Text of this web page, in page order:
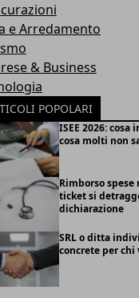
e Arredamento
& Business
POPOLARI
ISEE 2026: cosa
cosa molti non
Rimborso
ticket si
dichiarazione
SRL o ditta
concrete per chi